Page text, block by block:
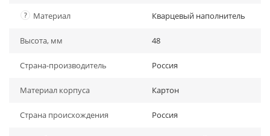
? Материал Кварцевый наполнитель
Высота, мм 48
Страна-производитель Россия
Материал корпуса Картон
Страна происхождения Россия